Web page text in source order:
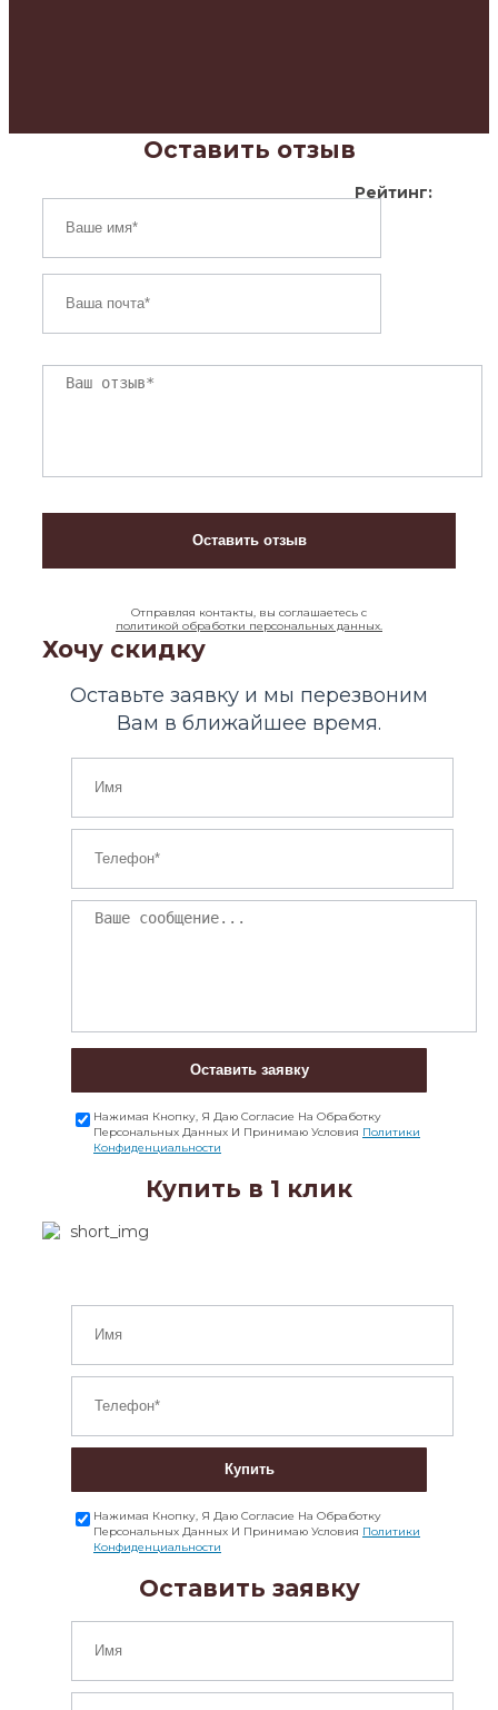
Оставить отзыв
Рейтинг:
Отправляя контакты, вы соглашаетесь с
политикой обработки персональных данных.
Хочу скидку
Оставьте заявку и мы перезвоним
Вам в ближайшее время.
Оставить заявку
Нажимая Кнопку, Я Даю Согласие На Обработку
Персональных Данных И Принимаю Условия Политики
Конфиденциальности
Купить в 1 клик
Купить
Нажимая Кнопку, Я Даю Согласие На Обработку
Персональных Данных И Принимаю Условия Политики
Конфиденциальности
Оставить заявку